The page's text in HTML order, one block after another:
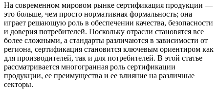
На современном мировом рынке сертификация продукции —
это больше, чем просто нормативная формальность; она
играет решающую роль в обеспечении качества, безопасности
и доверия потребителей. Поскольку отрасли становятся все
более сложными, а стандарты различаются в зависимости от
региона, сертификация становится ключевым ориентиром как
для производителей, так и для потребителей. В этой статье
рассматривается многогранная роль сертификации
продукции, ее преимущества и ее влияние на различные
секторы.